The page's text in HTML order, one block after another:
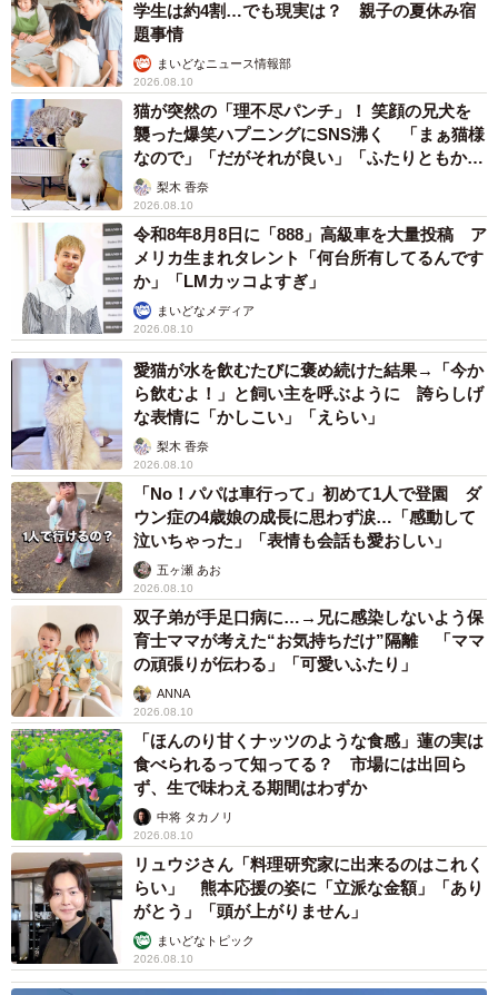
学生は約4割…でも現実は？ 親子の夏休み宿
題事情
まいどなニュース情報部
2026.08.10
猫が突然の「理不尽パンチ」！ 笑顔の兄犬を
襲った爆笑ハプニングにSNS沸く 「まぁ猫様
なので」「だがそれが良い」「ふたりともかわ
いいね」
梨木 香奈
2026.08.10
令和8年8月8日に「888」高級車を大量投稿 ア
メリカ生まれタレント「何台所有してるんです
か」「LMカッコよすぎ」
まいどなメディア
2026.08.10
愛猫が水を飲むたびに褒め続けた結果→「今か
ら飲むよ！」と飼い主を呼ぶように 誇らしげ
な表情に「かしこい」「えらい」
梨木 香奈
2026.08.10
「No！パパは車行って」初めて1人で登園 ダ
ウン症の4歳娘の成長に思わず涙…「感動して
泣いちゃった」「表情も会話も愛おしい」
五ヶ瀬 あお
2026.08.10
双子弟が手足口病に…→兄に感染しないよう保
育士ママが考えた“お気持ちだけ”隔離 「ママ
の頑張りが伝わる」「可愛いふたり」
ANNA
2026.08.10
「ほんのり甘くナッツのような食感」蓮の実は
食べられるって知ってる？ 市場には出回ら
ず、生で味わえる期間はわずか
中将 タカノリ
2026.08.10
リュウジさん「料理研究家に出来るのはこれく
らい」 熊本応援の姿に「立派な金額」「あり
がとう」「頭が上がりません」
まいどなトピック
2026.08.10